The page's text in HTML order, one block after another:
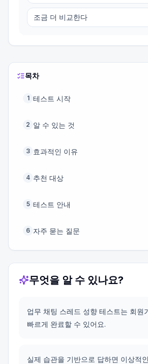
조금 더 비교한다
목차
1 테스트 시작
2 알 수 있는 것
3 효과적인 이유
4 추천 대상
5 테스트 안내
6 자주 묻는 질문
무엇을 알 수 있나요?
업무 채팅 스레드 성향 테스트는 회원
빠르게 완료할 수 있어요.
실제 습관을 기반으로 답하면 이상적